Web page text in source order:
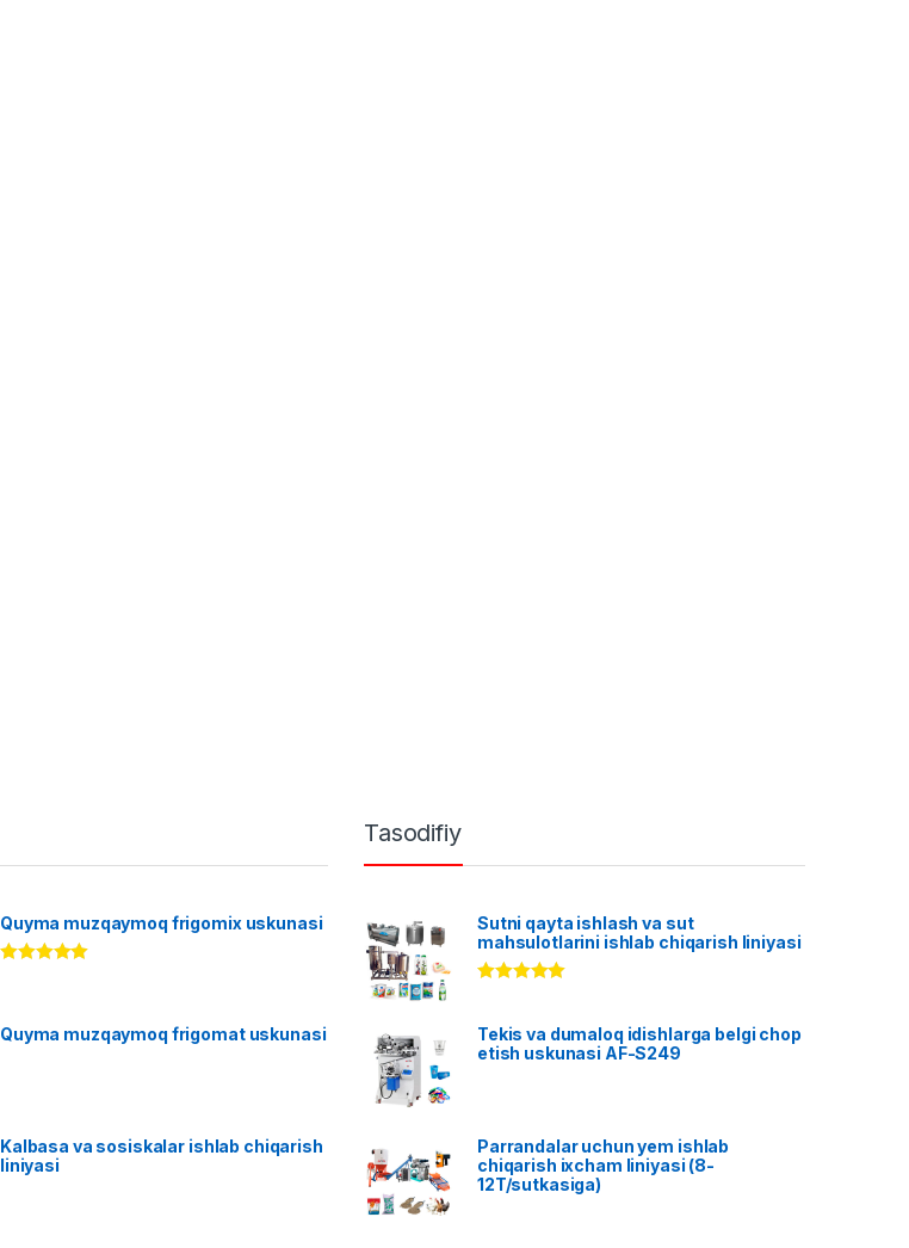
Quyma muzqaymoq frigomix uskunasi
Quyma muzqaymoq frigomat uskunasi
Kalbasa va sosiskalar ishlab chiqarish
liniyasi
Tasodifiy
Sutni qayta ishlash va sut
mahsulotlarini ishlab chiqarish liniyasi
Tekis va dumaloq idishlarga belgi chop
etish uskunasi AF-S249
Parrandalar uchun yem ishlab
chiqarish ixcham liniyasi (8-
12T/sutkasiga)